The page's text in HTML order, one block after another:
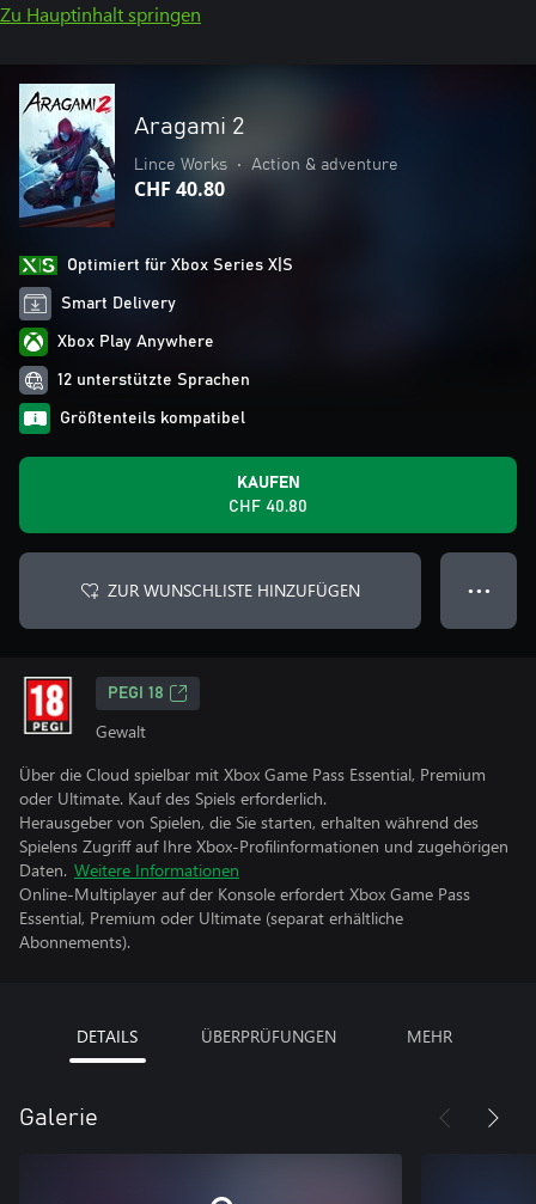
Zu Hauptinhalt springen
Aragami 2
Lince Works • Action & adventure
CHF 40.80
Optimiert für Xbox Series X|S
Smart Delivery
Xbox Play Anywhere
12 unterstützte Sprachen
Größtenteils kompatibel
KAUFEN
CHF 40.80
ZUR WUNSCHLISTE HINZUFÜGEN ● ● ●
PEGI 18
Gewalt
Über die Cloud spielbar mit Xbox Game Pass Essential, Premium
oder Ultimate. Kauf des Spiels erforderlich.
Herausgeber von Spielen, die Sie starten, erhalten während des
Spielens Zugriff auf Ihre Xbox-Profilinformationen und zugehörigen
Daten. Weitere Informationen
Online-Multiplayer auf der Konsole erfordert Xbox Game Pass
Essential, Premium oder Ultimate (separat erhältliche
Abonnements).
DETAILS ÜBERPRÜFUNGEN MEHR
Galerie